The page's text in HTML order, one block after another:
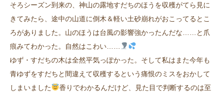
そろシーズン到来の、神山の露地すだちのほうを収穫がてら見に
きてみたら、途中の山道に倒木＆軽い土砂崩れがおこってるとこ
ろがありました。山のほうは台風の影響強かったんだな……と爪
痕みてわかった。自然はこわい……
ゆず・すだちの木は全然平気っぽかった。そして私はまた今年も
青ゆずをすだちと間違えて収穫するという痛恨のミスをおかして
しまいました
香りでわかるんだけど、見た目で判断するのは至